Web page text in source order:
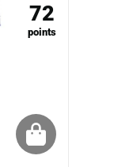
72
points